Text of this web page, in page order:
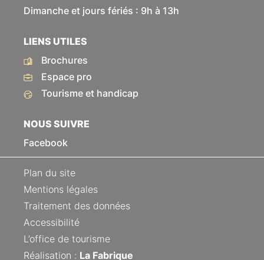
Dimanche et jours fériés : 9h à 13h
LIENS UTILES
Brochures
Espace pro
Tourisme et handicap
NOUS SUIVRE
Facebook
Plan du site
Mentions légales
Traitement des données
Accessibilité
L’office de tourisme
Réalisation : La Fabrique